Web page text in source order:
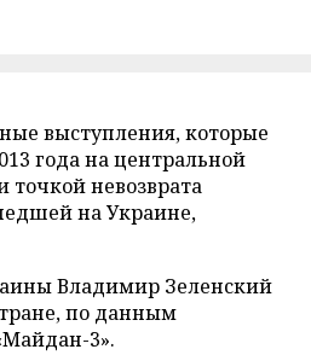
выступления, которые
года на центральной
точкой невозврата
на Украине,
Владимир Зеленский
по данным
3».